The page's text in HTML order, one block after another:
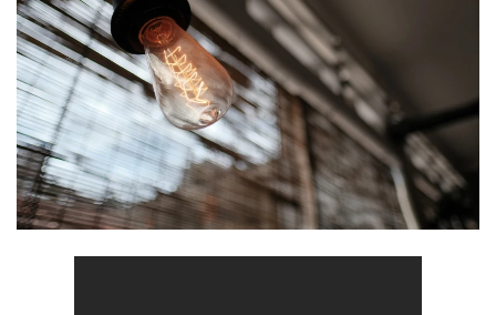
Teisinė aplinka
Teisinė aplinka
Viešųjų pastatų atnaujinimas